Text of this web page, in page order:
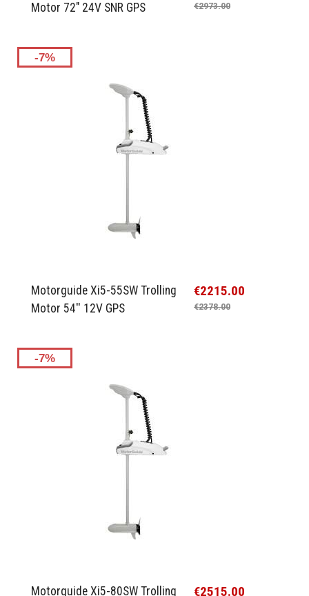
Motor 72" 24V SNR GPS
€2973.00
-7%
Motorguide Xi5-55SW Trolling
Motor 54'' 12V GPS
€2215.00
€2378.00
-7%
Motorguide Xi5-80SW Trolling €2515.00